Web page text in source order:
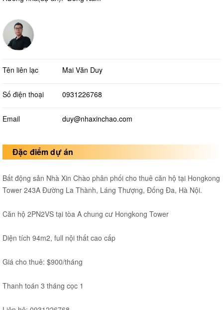
Tên liên lạc Mai Văn Duy
Số điện thoại 0931226768
Email duy@nhaxinchao.com
Đặc điểm dự án
Bất động sản Nhà Xin Chào phân phối cho thuê căn hộ tại Hongkong
Tower 243A Đường La Thành, Láng Thượng, Đống Đa, Hà Nội.
Căn hộ 2PN2VS tại tòa A chung cư Hongkong Tower
Diện tích 94m2, full nội thất cao cấp
Giá cho thuê: $900/tháng
Thanh toán 3 tháng cọc 1